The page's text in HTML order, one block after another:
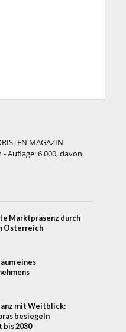
MAGAZIN
Auflage: 6.000, davon
Marktpräsenz durch
Österreich
eines
mit Weitblick:
besiegeln
bis 2030